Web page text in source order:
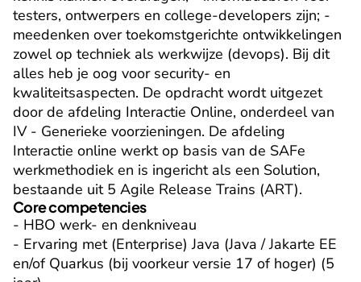
testers, ontwerpers en college-developers zijn; -
meedenken over toekomstgerichte ontwikkelingen
zowel op techniek als werkwijze (devops). Bij dit
alles heb je oog voor security- en
kwaliteitsaspecten. De opdracht wordt uitgezet
door de afdeling Interactie Online, onderdeel van
IV - Generieke voorzieningen. De afdeling
Interactie online werkt op basis van de SAFe
werkmethodiek en is ingericht als een Solution,
bestaande uit 5 Agile Release Trains (ART).
Core competencies
- HBO werk- en denkniveau
- Ervaring met (Enterprise) Java (Java / Jakarte EE
en/of Quarkus (bij voorkeur versie 17 of hoger) (5